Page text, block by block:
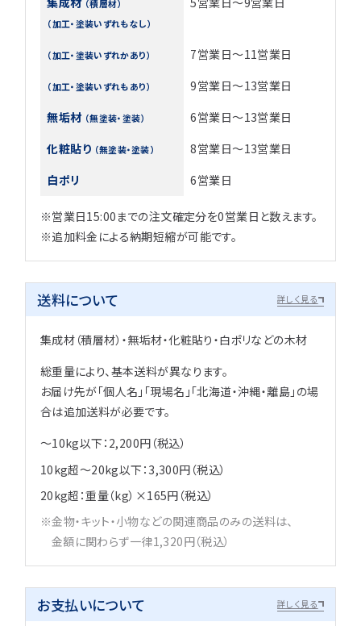
（積層材）
（加工・塗装いずれもなし）
（加工・塗装いずれかあり） 7営業日～11営業日
（加工・塗装いずれもあり）
9営業日～13営業日
無垢材 （無塗装・塗装）
6営業日～13営業日
化粧貼り （無塗装・塗装）
8営業日～13営業日
白ポリ
6営業日
※営業日15:00までの注文確定分を0営業日と数えます。
※追加料金による納期短縮が可能です。
送料について 詳しく見る
集成材（積層材）・無垢材・化粧貼り・白ポリなどの木材
総重量により、基本送料が異なります。
お届け先が「個人名」「現場名」「北海道・沖縄・離島」の場
合は追加送料が必要です。
～10kg以下：2,200円（税込）
10kg超～20kg以下：3,300円（税込）
20kg超：重量（kg）×165円（税込）
金物・キット・小物などの関連商品のみの送料は、
金額に関わらず一律1,320円（税込）
お支払いについて 詳しく見る